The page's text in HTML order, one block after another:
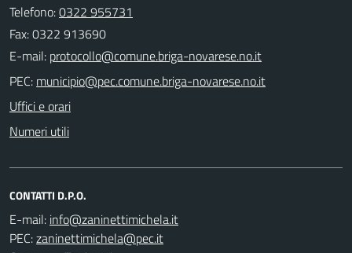
Telefono:0322 955731
Fax: 0322 913690
E-mail:
PEC:
Uffici e orari
Numeri utili
CONTATTI D.P.O.
E-mail:
PEC: